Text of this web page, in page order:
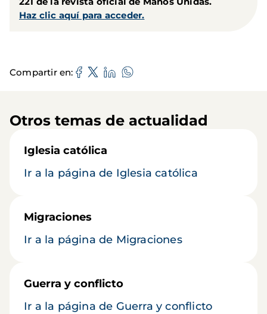
Haz clic aquí para acceder.
Compartir en
Otros temas de actualidad
Iglesia católica
Ir a la página de Iglesia católica
Migraciones
Ir a la página de Migraciones
Guerra y conflicto
Ir a la página de Guerra y conflicto